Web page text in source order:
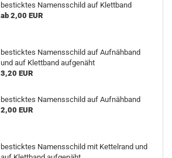
besticktes Namensschild auf Klettband
ab 2,00 EUR
besticktes Namensschild auf Aufnähband
und auf Klettband aufgenäht
3,20 EUR
besticktes Namensschild auf Aufnähband
2,00 EUR
besticktes Namensschild mit Kettelrand und